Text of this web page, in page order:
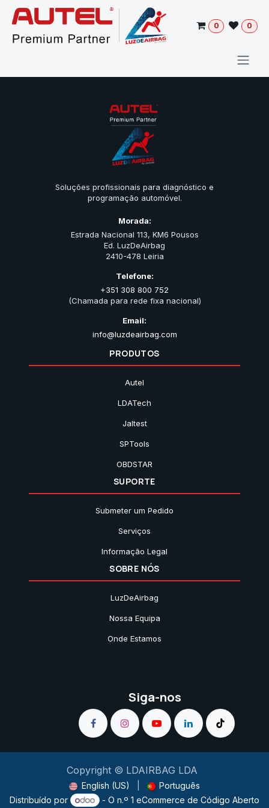
Pular para o conteúdo
0 0
Soluções profissionais para diagnóstico e
programação automóvel.
Morada:
Estrada Nacional 113, KM6 Pousos
Ed. LuzDeAirbag
2410-478 Leiria
Telefone:
+351 308 800 752
(Chamada para rede fixa nacional)
Email:
info@luzdeairbag.com
PRODUTOS
Autel
LDATech
Jaltest
SPTools
OBDSTAR
SUPORTE
Submeter um Pedido
Serviços
Informação Legal
SOBRE NÓS
LuzDeAirbag
Nossa Equipa
Onde Estamos
Siga-nos
Copyright © LDAIRBAG LDA
English (US)
Português
Distribuído por
- O n.º 1 eCommerce de Código Aberto